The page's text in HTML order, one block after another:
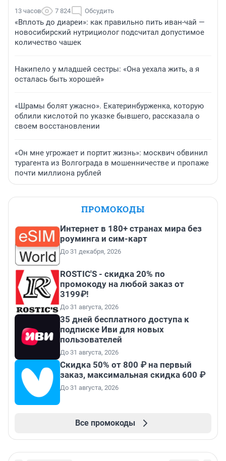
13 часов 7 824 Обсудить
«Вплоть до диареи»: как правильно пить иван-чай —
новосибирский нутрициолог подсчитал допустимое
количество чашек
Накипело у младшей сестры: «Она уехала жить, а я
осталась быть хорошей»
«Шрамы болят ужасно». Екатеринбурженка, которую
облили кислотой по указке бывшего, рассказала о
своем восстановлении
«Он мне угрожает и портит жизнь»: москвич обвинил
турагента из Волгограда в мошенничестве и пропаже
почти миллиона рублей
ПРОМОКОДЫ
Интернет в 180+ странах мира без
роуминга и сим-карт
До 31 декабря, 2026
ROSTIC'S - скидка 20% по
промокоду на любой заказ от
3199₽!
До 31 августа, 2026
35 дней бесплатного доступа к
подписке Иви для новых
пользователей
До 31 августа, 2026
Скидка 50% от 800 ₽ на первый
заказ, максимальная скидка 600 ₽
До 31 августа, 2026
Все промокоды